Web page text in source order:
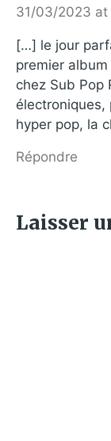
31/03/2023 at
[…] le jour
premier
chez Sub Pop
électroniques,
hyper pop, la
Répondre
Laisser